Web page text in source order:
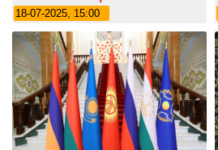
18-07-2025, 15:00